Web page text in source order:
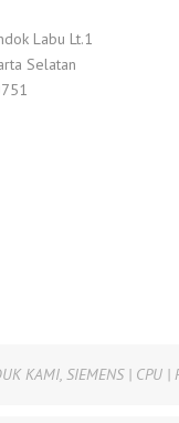
Labu Lt.1
Selatan
KAMI, SIEMENS | CPU |